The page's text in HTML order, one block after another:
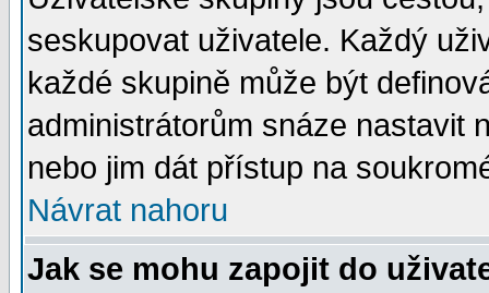
seskupovat uživatele. Každý
každé skupině může být
administrátorům snáze nastavit
nebo jim dát přístup na
Návrat nahoru
Jak se mohu zapojit do